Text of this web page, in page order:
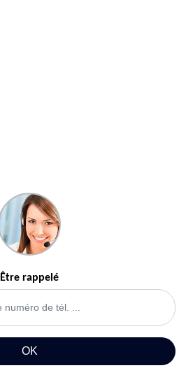
Être rappelé